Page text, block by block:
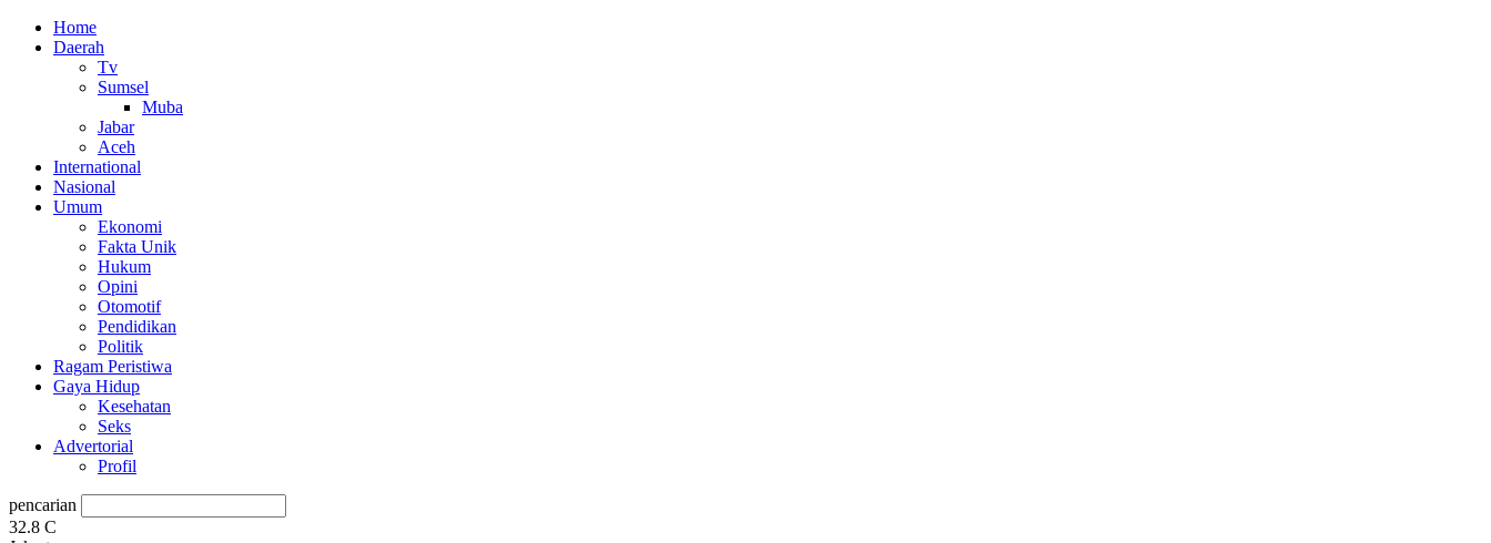
Home
Daerah
Tv
Sumsel
Muba
Jabar
Aceh
International
Nasional
Umum
Ekonomi
Fakta Unik
Hukum
Opini
Otomotif
Pendidikan
Politik
Ragam Peristiwa
Gaya Hidup
Kesehatan
Seks
Advertorial
Profil
pencarian
32.8 C